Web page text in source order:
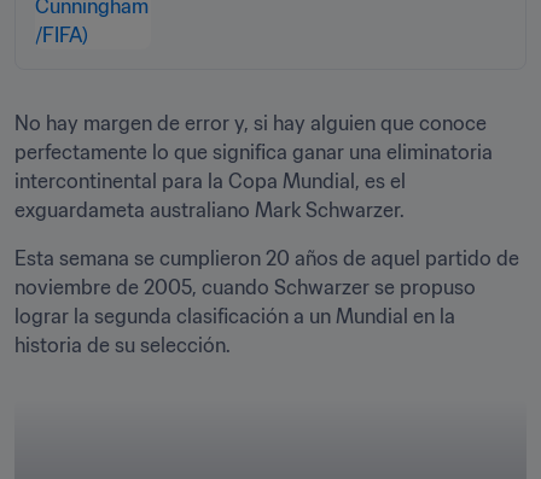
No hay margen de error y, si hay alguien que conoce
perfectamente lo que significa ganar una eliminatoria
intercontinental para la Copa Mundial, es el
exguardameta australiano Mark Schwarzer.
Esta semana se cumplieron 20 años de aquel partido de
noviembre de 2005, cuando Schwarzer se propuso
lograr la segunda clasificación a un Mundial en la
historia de su selección.